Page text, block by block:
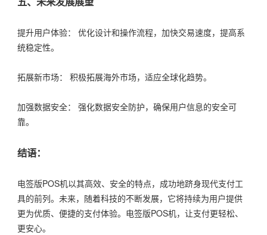
提升用户体验： 优化设计和操作流程，加快交易速度，提高系
统稳定性。
拓展新市场： 积极拓展海外市场，适应全球化趋势。
加强数据安全： 强化数据安全防护，确保用户信息的安全可
靠。
结语：
电签版POS机以其高效、安全的特点，成功地跻身现代支付工
具的前列。未来，随着科技的不断发展，它将持续为用户提供
更为优质、便捷的支付体验。电签版POS机，让支付更轻松、
更安心。